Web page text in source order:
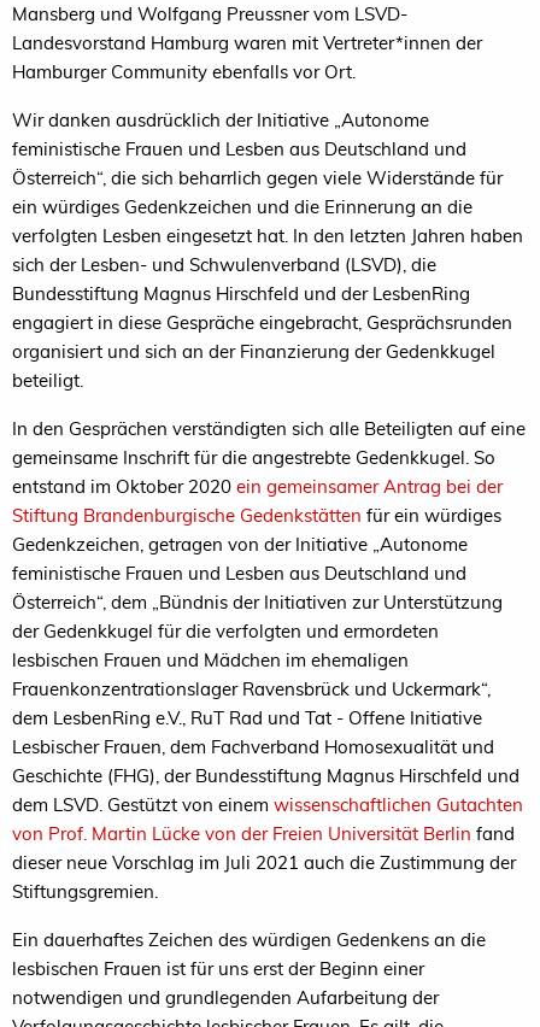
Mansberg und Wolfgang Preussner vom LSVD-
Landesvorstand Hamburg waren mit Vertreter*innen der
Hamburger Community ebenfalls vor Ort.
Wir danken ausdrücklich der Initiative „Autonome
feministische Frauen und Lesben aus Deutschland und
Österreich“, die sich beharrlich gegen viele Widerstände für
ein würdiges Gedenkzeichen und die Erinnerung an die
verfolgten Lesben eingesetzt hat. In den letzten Jahren haben
sich der Lesben- und Schwulenverband (LSVD), die
Bundesstiftung Magnus Hirschfeld und der LesbenRing
engagiert in diese Gespräche eingebracht, Gesprächsrunden
organisiert und sich an der Finanzierung der Gedenkkugel
beteiligt.
In den Gesprächen verständigten sich alle Beteiligten auf eine
gemeinsame Inschrift für die angestrebte Gedenkkugel. So
entstand im Oktober 2020 ein gemeinsamer Antrag bei der
Stiftung Brandenburgische Gedenkstätten für ein würdiges
Gedenkzeichen, getragen von der Initiative „Autonome
feministische Frauen und Lesben aus Deutschland und
Österreich“, dem „Bündnis der Initiativen zur Unterstützung
der Gedenkkugel für die verfolgten und ermordeten
lesbischen Frauen und Mädchen im ehemaligen
Frauenkonzentrationslager Ravensbrück und Uckermark“,
dem LesbenRing e.V., RuT Rad und Tat - Offene Initiative
Lesbischer Frauen, dem Fachverband Homosexualität und
Geschichte (FHG), der Bundesstiftung Magnus Hirschfeld und
dem LSVD. Gestützt von einem wissenschaftlichen Gutachten
von Prof. Martin Lücke von der Freien Universität Berlin fand
dieser neue Vorschlag im Juli 2021 auch die Zustimmung der
Stiftungsgremien.
Ein dauerhaftes Zeichen des würdigen Gedenkens an die
lesbischen Frauen ist für uns erst der Beginn einer
notwendigen und grundlegenden Aufarbeitung der